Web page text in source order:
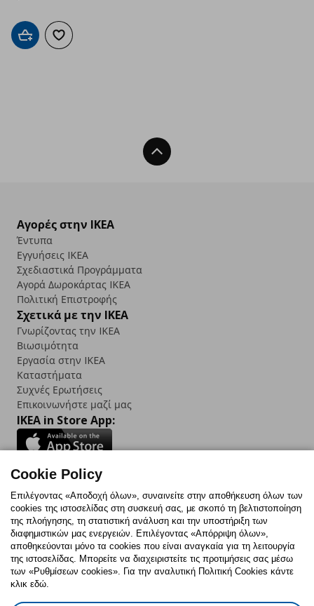
Προσθήκη στο καλάθι
Προσθήκη στα αγαπημένα
Back To Top
Αγορές στην IKEA
Έντυπα
Εγγυήσεις IKEA
Σχεδιαστικά Προγράμματα
Αγορά Δωρoκάρτας IKEA
Πολιτική Επιστροφής
Σχετικά με την IKEA
Γνωρίζοντας την IKEA
Βιωσιμότητα
Εργασία στην IKEA
Καταστήματα
Συχνές Ερωτήσεις
Επικοινωνήστε μαζί μας
IKEA in Store App:
Follow us:
FacebookInstagram
TikTokYoutubePinterestTwitter
Πολιτική CookiesΔήλωση ψηφιακής προσβασιμότητας
Cookie Policy
Επιλέγοντας «Αποδοχή όλων», συναινείτε στην αποθήκευση όλων των
cookies της ιστοσελίδας στη συσκευή σας, με σκοπό τη βελτιστοποίηση
της πλοήγησης, τη στατιστική ανάλυση και την υποστήριξη των
διαφημιστικών μας ενεργειών. Επιλέγοντας «Απόρριψη όλων»,
αποθηκεύονται μόνο τα cookies που είναι αναγκαία για τη λειτουργία
της ιστοσελίδας. Μπορείτε να διαχειριστείτε τις προτιμήσεις σας μέσω
των «Ρυθμίσεων cookies». Για την αναλυτική Πολιτική Cookies κάντε
κλικ εδώ.